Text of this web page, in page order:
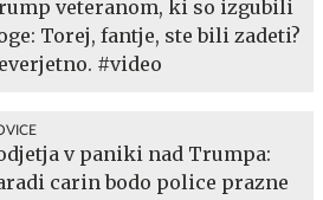
veteranom, ki so izgubili
Torej, fantje, ste bili zadeti?
#video
v paniki nad Trumpa:
carin bodo police prazne